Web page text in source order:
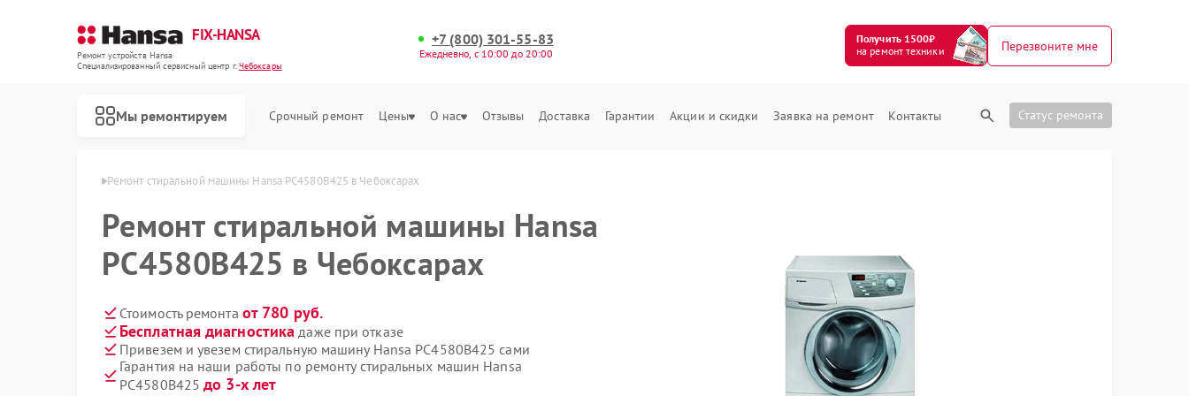
FIX-HANSA
Ремонт устройств Hansa
Специализированный cервисный центр г.Чебоксары
+7 (800) 301-55-83
Ежедневно, с 10:00 до 20:00
Получить 1500₽
на ремонт техники
Перезвоните мне
Мы ремонтируем Срочный ремонт Цены О нас Отзывы Доставка Гарантии Акции и скидки Заявка на ремонт Контакты Статус ремонта
Ремонт стиральной машины Hansa PC4580B425 в Чебоксарах
Ремонт стиральной машины Hansa
PC4580B425 в Чебоксарах
Стоимость ремонта от 780 руб.
Бесплатная диагностика даже при отказе
Привезем и увезем стиральную машину Hansa PC4580B425 сами
Гарантия на наши работы по ремонту стиральных машин Hansa
PC4580B425до 3-х лет